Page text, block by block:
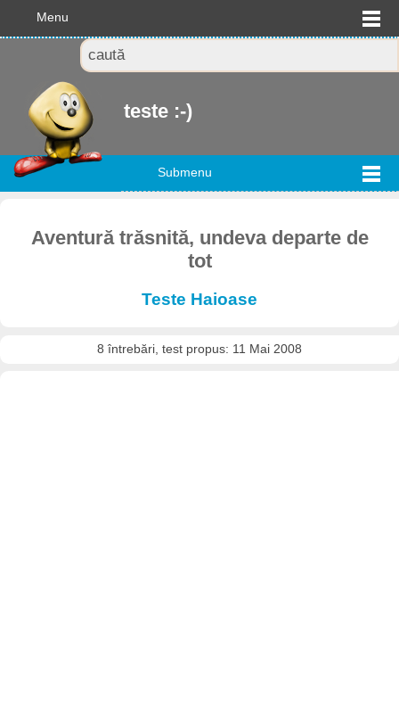
Menu
teste :-)
Submenu
Aventură trăsnită, undeva departe de
tot
Teste Haioase
8 întrebări, test propus: 11 Mai 2008